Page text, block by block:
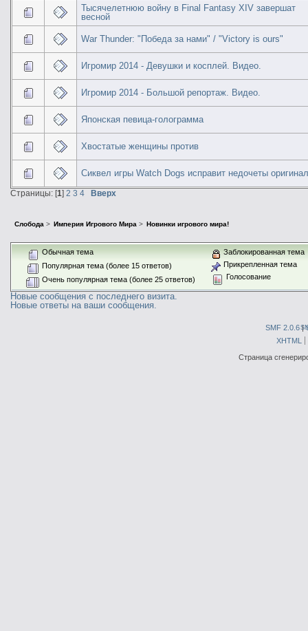
Тысячелетнюю войну в Final Fantasy XIV завершат
весной
War Thunder: "Победа за нами" / "Victory is ours"
Игромир 2014 - Девушки и косплей. Видео.
Игромир 2014 - Большой репортаж. Видео.
Японская певица-голограмма
Хвостатые женщины против
Сиквел игры Watch Dogs исправит недочеты
Страницы: [1] 2 3 4 Вверх
Слобода > Империя Игрового Мира > Новинки игрового мира!
Обычная тема
Популярная тема (более 15 ответов)
Очень популярная тема (более 25 ответов)
Заблокированная тема
Прикрепленная тема
Голосование
Новые сообщения с последнего визита.
Новые ответы на ваши сообщения.
SMF 2.0.6|
XHTML
Страница